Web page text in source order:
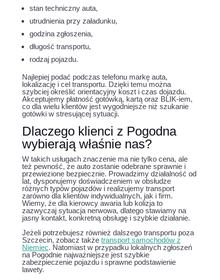
stan techniczny auta,
utrudnienia przy załadunku,
godzina zgłoszenia,
długość transportu,
rodzaj pojazdu.
Najlepiej podać podczas telefonu markę auta,
lokalizację i cel transportu. Dzięki temu można
szybciej określić orientacyjny koszt i czas dojazdu.
Akceptujemy płatność gotówką, kartą oraz BLIK-iem,
co dla wielu klientów jest wygodniejsze niż szukanie
gotówki w stresującej sytuacji.
Dlaczego klienci z Pogodna
wybierają właśnie nas?
W takich usługach znaczenie ma nie tylko cena, ale
też pewność, że auto zostanie odebrane sprawnie i
przewiezione bezpiecznie. Prowadzimy działalność od
lat, dysponujemy doświadczeniem w obsłudze
różnych typów pojazdów i realizujemy transport
zarówno dla klientów indywidualnych, jak i firm.
Wiemy, że dla kierowcy awaria lub kolizja to
zazwyczaj sytuacja nerwowa, dlatego stawiamy na
jasny kontakt, konkretną obsługę i szybkie działanie.
Jeżeli potrzebujesz również dalszego transportu poza
Szczecin, zobacz także transport samochodów z
Niemiec. Natomiast w przypadku lokalnych zgłoszeń
na Pogodnie najważniejsze jest szybkie
zabezpieczenie pojazdu i sprawne podstawienie
lawety.